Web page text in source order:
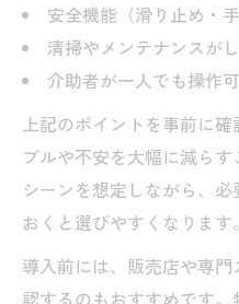
安全機能（滑り止め・
清掃やメンテナンスが
介助者が一人でも操作
上記のポイントを事前に
ブルや不安を大幅に減ら
シーンを想定しながら、
おくと選びやすくなります。
導入前には、販売店や専